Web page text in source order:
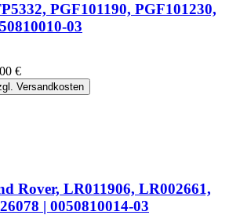
PGF101190, PGF101230,
03
€
Versandkosten
Rover, LR011906, LR002661,
| 0050810014-03